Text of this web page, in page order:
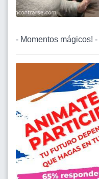
- Momentos mágicos! -